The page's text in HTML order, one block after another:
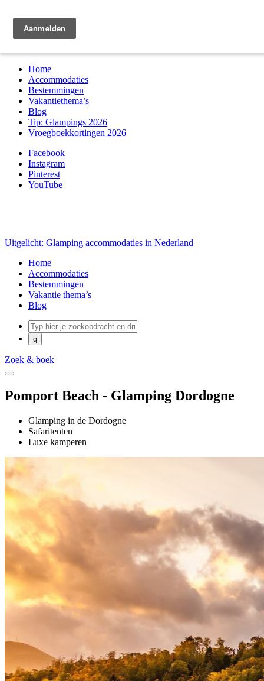
Home
Accommodaties
Bestemmingen
Vakantiethema’s
Blog
Tip: Glampings 2026
Vroegboekkortingen 2026
Facebook
Instagram
Pinterest
YouTube
Uitgelicht: Glamping accommodaties in Nederland
Home
Accommodaties
Bestemmingen
Vakantie thema’s
Blog
Zoek & boek
Pomport Beach - Glamping Dordogne
Glamping in de Dordogne
Safaritenten
Luxe kamperen